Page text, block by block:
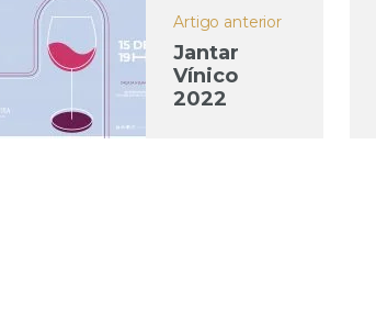
Artigo anterior
Jantar
Vínico
2022